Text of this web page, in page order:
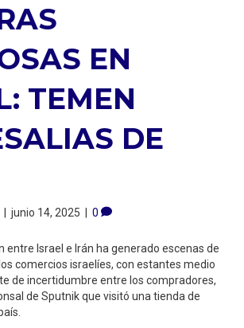
EN
TEMEN
DE
| junio 14, 2025 | 0
entre Israel e Irán ha generado escenas de
comercios israelíes, con estantes medio
de incertidumbre entre los compradores,
de Sputnik que visitó una tienda de